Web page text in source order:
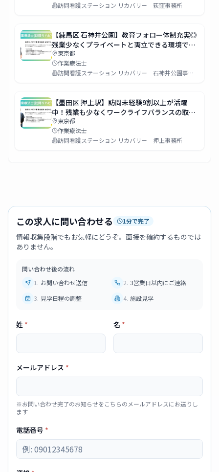
訪問看護ステーション リカバリー 荻窪事務所
【練馬区 石神井公園】教育フォロー体制充実◎
残業少なくプライベートと両立できる環境で
す！東京都
作業療法士
訪問看護ステーション リカバリー 石神井公園事務所
【墨田区 押上駅】訪問未経験9割以上が活躍
中！残業も少なくワークライフバランスの取れ
た働き方が可能です◎
東京都
作業療法士
訪問看護ステーション リカバリー 押上事務所
この求人に問い合わせる 1分で完了
情報収集段階でもお気軽にどうぞ。面接を確約するものでは
ありません。
問い合わせ後の流れ
1 . お問い合わせ送信 2. 3営業日以内にご連絡
3. 見学日程の調整 4. 施設見学
姓 * 名 *
メールアドレス *
※お問い合わせ完了のお知らせをこちらのメールアドレスにお送りし
ます
電話番号 *